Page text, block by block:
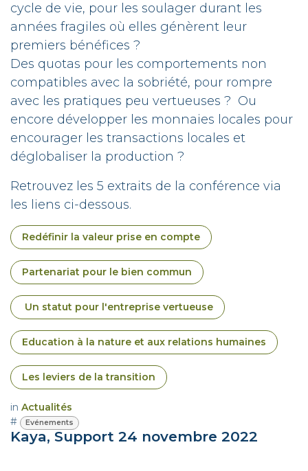
cycle de vie, pour les soulager durant les
années fragiles où elles génèrent leur
premiers bénéfices ?
Des quotas pour les comportements non
compatibles avec la sobriété, pour rompre
avec les pratiques peu vertueuses ? Ou
encore développer les monnaies locales pour
encourager les transactions locales et
déglobaliser la production ?
Retrouvez les 5 extraits de la conférence via
les liens ci-dessous.
Redéfinir la valeur prise en compte
Partenariat pour le bien commun
Un statut pour l'entreprise vertueuse
Education à la nature et aux relations humaines
Les leviers de la transition
in Actualités
#
Evénements
Kaya, Support 24 novembre 2022